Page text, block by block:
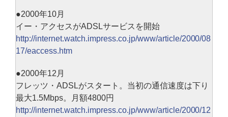
●2000年10月
イー・アクセスがADSLサービスを開始
http://internet.watch.impress.co.jp/www/article/2000/08
17/eaccess.htm
●2000年12月
フレッツ・ADSLがスタート。当初の通信速度は下り
最大1.5Mbps。月額4800円
http://internet.watch.impress.co.jp/www/article/2000/12